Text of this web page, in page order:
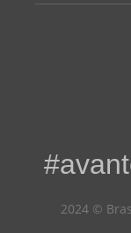
2024 ©